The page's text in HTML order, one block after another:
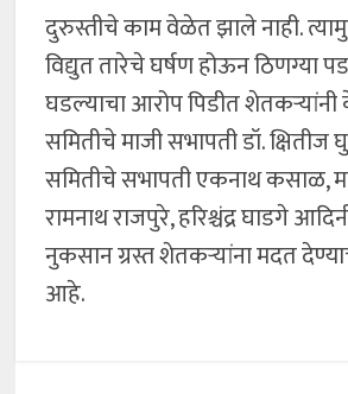
दुरुस्तीचे काम वेळेत झाले नाही.
विद्युत तारेचे घर्षण होऊन ठिणग्या
घडल्याचा आरोप पिडीत
समितीचे माजी सभापती डॉ. क्षितीज
समितीचे सभापती एकनाथ कसाळ,
रामनाथ राजपुरे, हरिश्चंद्र घाडगे
नुकसान ग्रस्त शेतकऱ्यांना मदत
आहे.